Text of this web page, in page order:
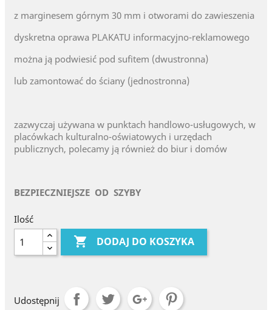
z marginesem górnym 30 mm i otworami do zawieszenia
dyskretna oprawa PLAKATU informacyjno-reklamowego
można ją podwiesić pod sufitem (dwustronna)
lub zamontować do ściany (jednostronna)
zazwyczaj używana w punktach handlowo-usługowych, w
placówkach kulturalno-oświatowych i urzędach
publicznych, polecamy ją również do biur i domów
BEZPIECZNIEJSZE OD SZYBY
Ilość
 DODAJ DO KOSZYKA
Udostępnij